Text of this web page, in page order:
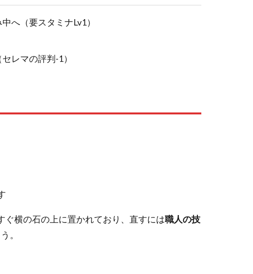
へ（要スタミナLv1）
レマの評判-1）
ぐ横の石の上に置かれており、直すには職人の技
。